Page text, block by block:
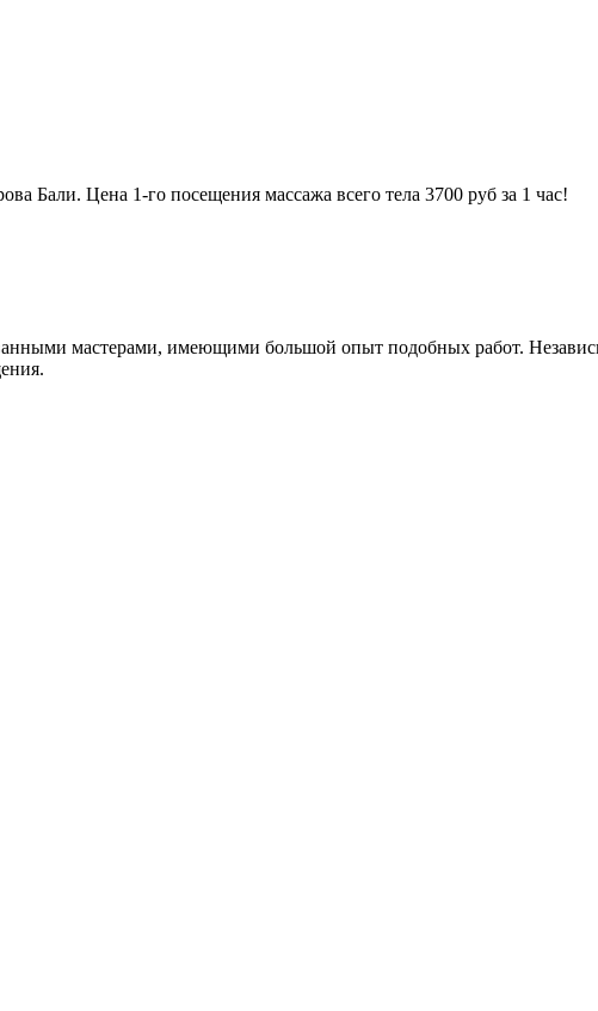
Бали. Цена 1-го посещения массажа всего тела 3700 руб за 1 час!
мастерами, имеющими большой опыт подобных работ.